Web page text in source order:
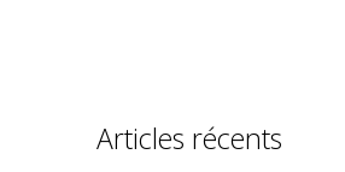
Articles récents